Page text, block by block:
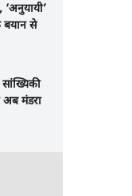
‘अनुयायी’
बयान से
अब मंडरा